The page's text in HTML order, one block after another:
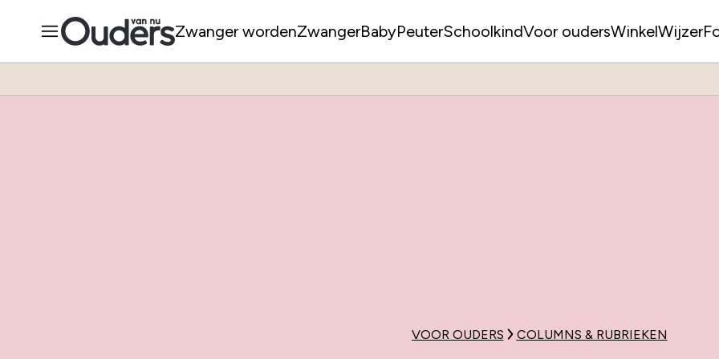
Zwanger wordenZwangerBabyPeuterSchoolkindVoor oudersWinkelWijzer
VOOR OUDERS COLUMNS & RUBRIEKEN